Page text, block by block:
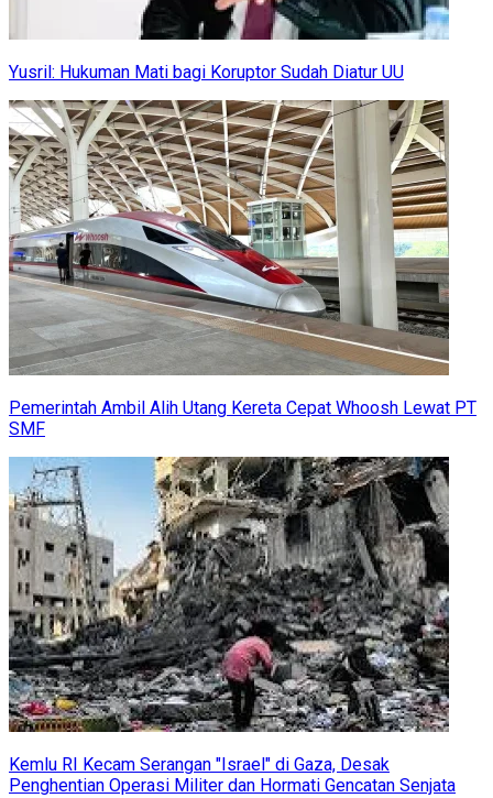
Yusril: Hukuman Mati bagi Koruptor Sudah Diatur UU
Pemerintah Ambil Alih Utang Kereta Cepat Whoosh Lewat PT
SMF
Kemlu RI Kecam Serangan "Israel" di Gaza, Desak
Penghentian Operasi Militer dan Hormati Gencatan Senjata